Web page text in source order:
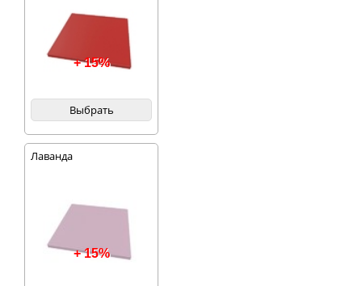
+ 15%
Выбрать
Лаванда
+ 15%